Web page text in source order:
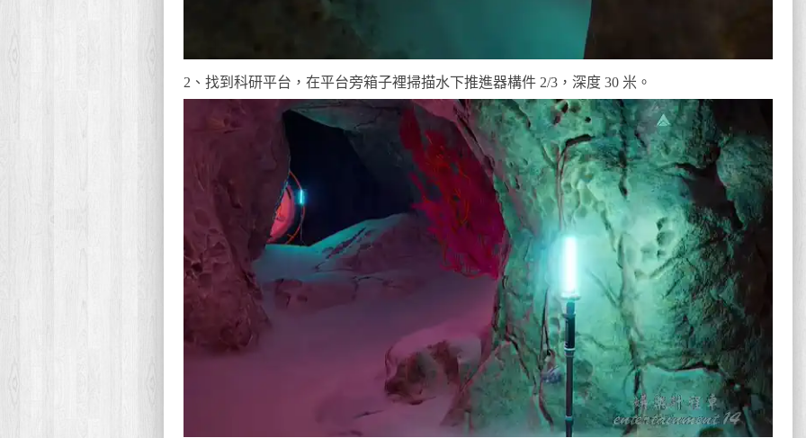
2、找到科研平台，在平台旁箱子裡掃描水下推進器構件 2/3，深度 30 米。